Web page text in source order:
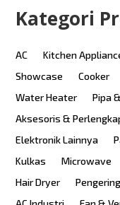
Kategori
AC Kitchen
Showcase
Cooker
Water Heater
Pipa
Aksesoris &
Elektronik Lainnya
Kulkas
Microwave
Hair Dryer